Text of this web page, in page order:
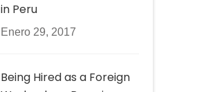
in Peru
Enero 29, 2017
Being Hired as a Foreign